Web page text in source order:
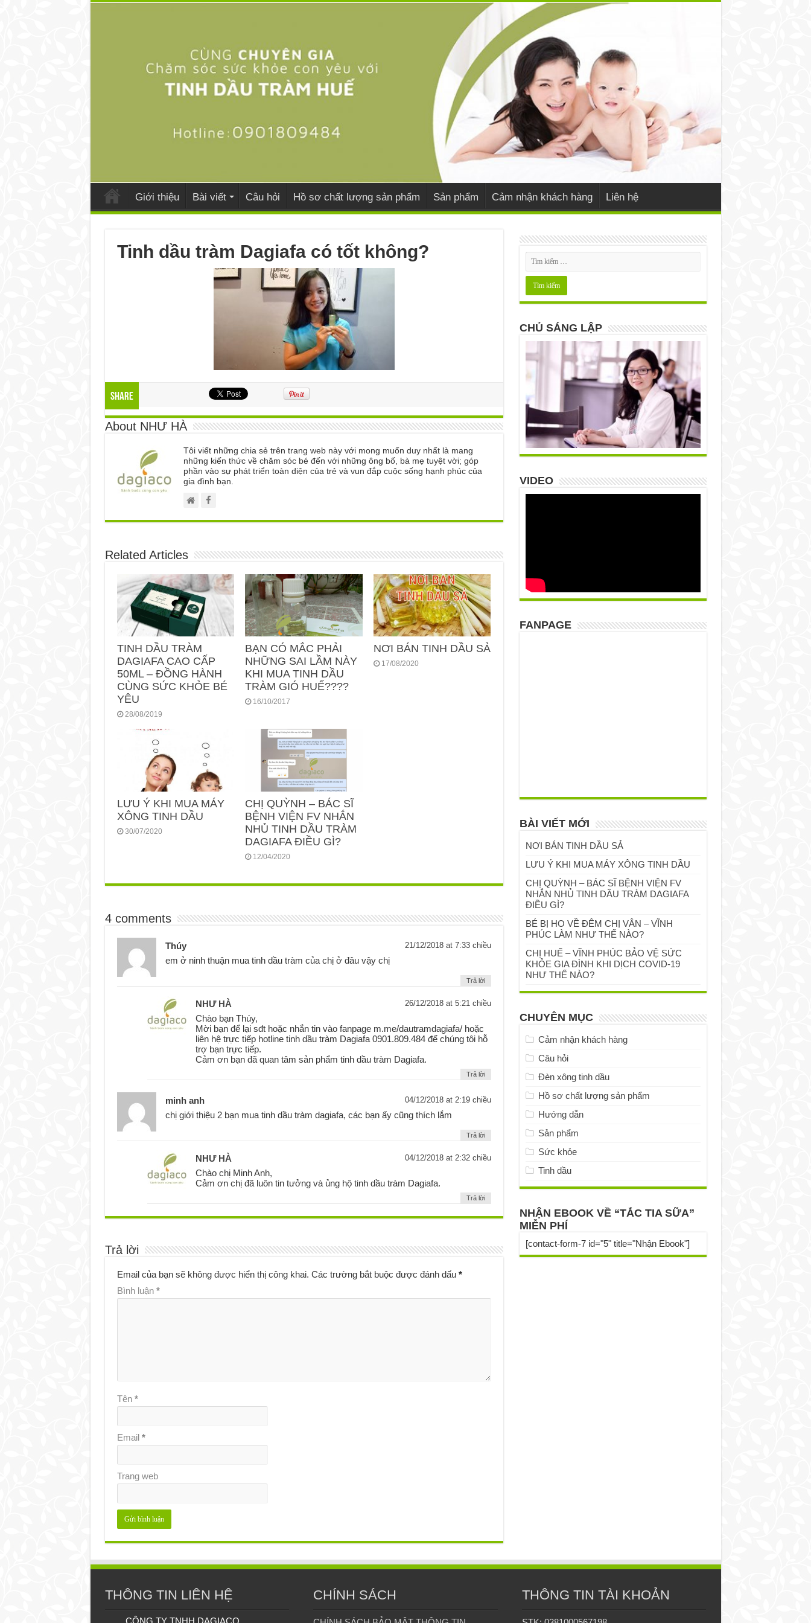
Giới thiệu Bài viết Câu hỏi Hồ sơ chất lượng sản phẩm Sản phẩm Cảm nhận khách hàng Liên hệ
Tinh dầu tràm Dagiafa có tốt không?
Share
About NHƯ HÀ
Tôi viết những chia sẻ trên trang web này với mong muốn duy nhất là mang
những kiến thức về chăm sóc bé đến với những ông bố, bà mẹ tuyệt vời; góp
phần vào sự phát triển toàn diện của trẻ và vun đắp cuộc sống hạnh phúc của
gia đình bạn.
Related Articles
TINH DẦU TRÀM
DAGIAFA CAO CẤP
50ML – ĐỒNG HÀNH
CÙNG SỨC KHỎE BÉ
YÊU
28/08/2019
BẠN CÓ MẮC PHẢI
NHỮNG SAI LẦM NÀY
KHI MUA TINH DẦU
TRÀM GIÓ HUẾ????
16/10/2017
NƠI BÁN TINH DẦU SẢ
17/08/2020
LƯU Ý KHI MUA MÁY
XÔNG TINH DẦU
30/07/2020
CHỊ QUỲNH – BÁC SĨ
BỆNH VIỆN FV NHẮN
NHỦ TINH DẦU TRÀM
DAGIAFA ĐIỀU GÌ?
12/04/2020
4 comments
Thúy 21/12/2018 at 7:33 chiều
em ở ninh thuận mua tinh dầu tràm của chị ở đâu vậy chị
Trả lời
NHƯ HÀ 26/12/2018 at 5:21 chiều
Chào bạn Thúy,
Mời bạn để lại sđt hoặc nhắn tin vào fanpage m.me/dautramdagiafa/ hoặc
liên hệ trực tiếp hotline tinh dầu tràm Dagiafa 0901.809.484 để chúng tôi hỗ
trợ bạn trực tiếp.
Cảm ơn bạn đã quan tâm sản phẩm tinh dầu tràm Dagiafa.
Trả lời
minh anh 04/12/2018 at 2:19 chiều
chị giới thiệu 2 bạn mua tinh dầu tràm dagiafa, các bạn ấy cũng thích lắm
Trả lời
NHƯ HÀ 04/12/2018 at 2:32 chiều
Chào chị Minh Anh,
Cảm ơn chị đã luôn tin tưởng và ủng hộ tinh dầu tràm Dagiafa.
Trả lời
Trả lời
Email của bạn sẽ không được hiển thị công khai. Các trường bắt buộc được đánh dấu *
Bình luận *
Tên *
Email *
Trang web
CHỦ SÁNG LẬP
VIDEO
FANPAGE
BÀI VIẾT MỚI
NƠI BÁN TINH DẦU SẢ
LƯU Ý KHI MUA MÁY XÔNG TINH DẦU
CHỊ QUỲNH – BÁC SĨ BỆNH VIỆN FV
NHẮN NHỦ TINH DẦU TRÀM DAGIAFA
ĐIỀU GÌ?
BÉ BỊ HO VỀ ĐÊM CHỊ VÂN – VĨNH
PHÚC LÀM NHƯ THẾ NÀO?
CHỊ HUẾ – VĨNH PHÚC BẢO VỆ SỨC
KHỎE GIA ĐÌNH KHI DỊCH COVID-19
NHƯ THẾ NÀO?
CHUYÊN MỤC
Cảm nhận khách hàng
Câu hỏi
Đèn xông tinh dầu
Hồ sơ chất lượng sản phẩm
Hướng dẫn
Sản phẩm
Sức khỏe
Tinh dầu
NHẬN EBOOK VỀ “TẮC TIA SỮA”
MIỄN PHÍ
[contact-form-7 id="5" title="Nhận Ebook"]
THÔNG TIN LIÊN HỆ
CÔNG TY TNHH DAGIACO
CHÍNH SÁCH THÔNG TIN TÀI KHOẢN